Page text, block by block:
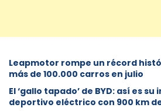
Leapmotor rompe un récord
más de 100.000 carros en julio
El ‘gallo tapado’ de BYD: así es
deportivo eléctrico con 900 km